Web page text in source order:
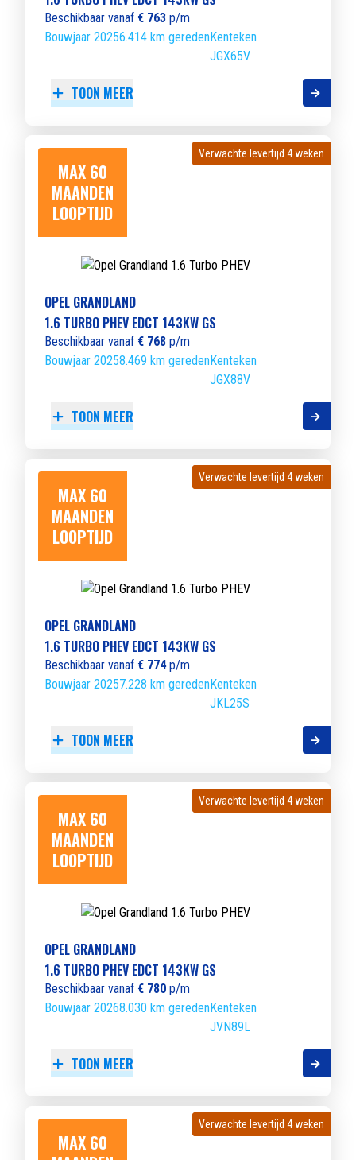
Beschikbaar vanaf € 763 p/m
Bouwjaar 20256.414 km geredenKenteken
JGX65V
TOON MEER
MAX 60
MAANDEN
LOOPTIJD
Verwachte levertijd 4 weken
Verwachte levertijd 4 weken
OPEL GRANDLAND
1.6 TURBO PHEV EDCT 143KW GS
Beschikbaar vanaf € 768 p/m
Bouwjaar 20258.469 km geredenKenteken
JGX88V
TOON MEER
MAX 60
MAANDEN
LOOPTIJD
Verwachte levertijd 4 weken
Verwachte levertijd 4 weken
OPEL GRANDLAND
1.6 TURBO PHEV EDCT 143KW GS
Beschikbaar vanaf € 774p/m
Bouwjaar 20257.228 km geredenKenteken
JKL25S
TOON MEER
MAX 60
MAANDEN
LOOPTIJD
Verwachte levertijd 4 weken
Verwachte levertijd 4 weken
OPEL GRANDLAND
1.6 TURBO PHEV EDCT 143KW GS
Beschikbaar vanaf € 780 p/m
Bouwjaar 20268.030 km geredenKenteken
JVN89L
TOON MEER
MAX 60
Verwachte levertijd 4 weken
Verwachte levertijd 4 weken